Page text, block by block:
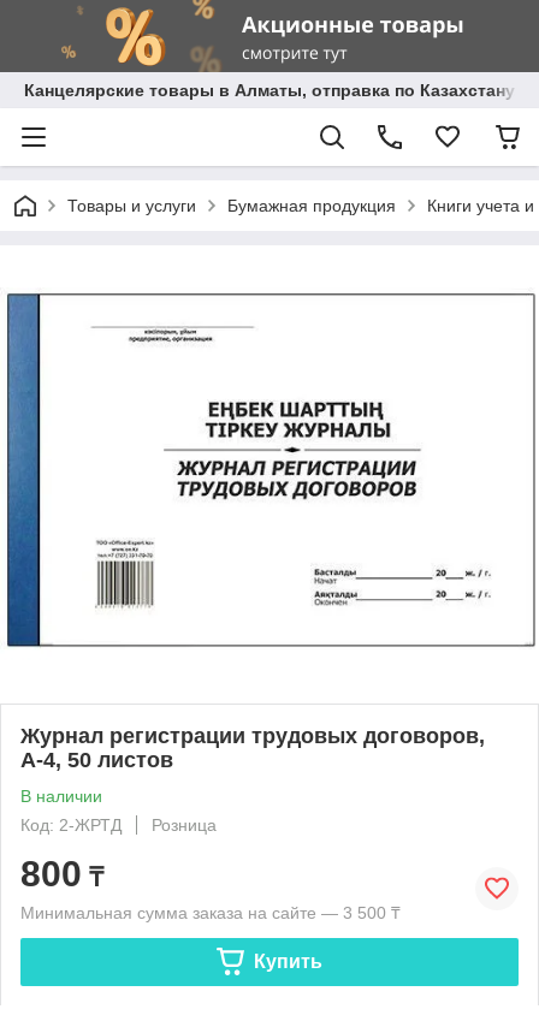
Канцелярские товары в Алматы, отправка по Казахстану.
Товары и услуги Бумажная продукция Книги учета
Журнал регистрации трудовых договоров,
А-4, 50 листов
В наличии
Код: 2-ЖРТД
Розница
800 ₸
Минимальная сумма заказа на сайте — 3 500 ₸
Купить